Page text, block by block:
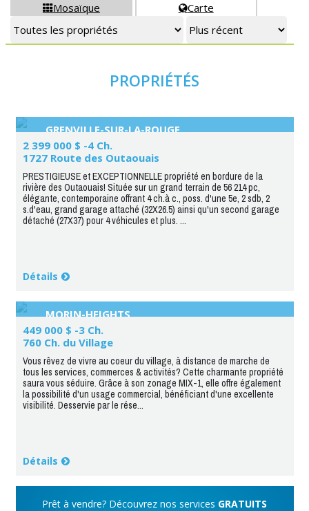
Mosaïque Carte
PROPRIÉTÉS
GRENVILLE-SUR-LA-ROUGE
2 399 000 $ -4 Ch.
1727 Route des Outaouais
PRESTIGIEUSE et EXCEPTIONNELLE propriété en bordure de la
rivière des Outaouais! Située sur un grand terrain de 56 214 pc,
élégante, contemporaine offrant 4 ch.à c., poss. d'une 5e, 2 sdb, 2
s.d'eau, grand garage attaché (32X26.5) ainsi qu'un second garage
détaché (27X37) pour 4 véhicules et plus. ...
Détails
MORIN-HEIGHTS
449 000 $ -3 Ch.
760 Ch. du Village
Vous rêvez de vivre au coeur du village, à distance de marche de
tous les services, commerces & activités? Cette charmante propriété
saura vous séduire. Grâce à son zonage MIX-1, elle offre également
la possibilité d'un usage commercial, bénéficiant d'une excellente
visibilité. Desservie par le rése...
Détails
Prêt à vendre? Découvrez nos services GRATUITS